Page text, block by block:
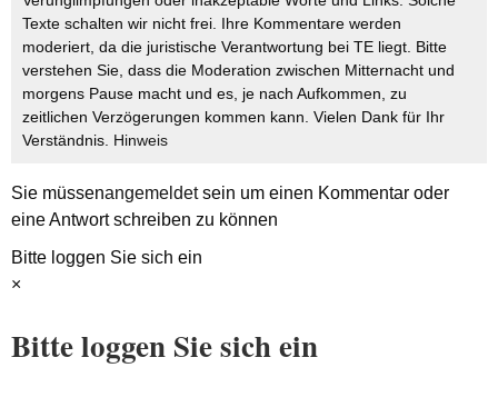
Texte schalten wir nicht frei. Ihre Kommentare werden
moderiert, da die juristische Verantwortung bei TE liegt. Bitte
verstehen Sie, dass die Moderation zwischen Mitternacht und
morgens Pause macht und es, je nach Aufkommen, zu
zeitlichen Verzögerungen kommen kann. Vielen Dank für Ihr
Verständnis. Hinweis
Sie müssenangemeldetsein um einen Kommentar oder
eine Antwort schreiben zu können
Bitte loggen Sie sich ein
×
Bitte loggen Sie sich ein